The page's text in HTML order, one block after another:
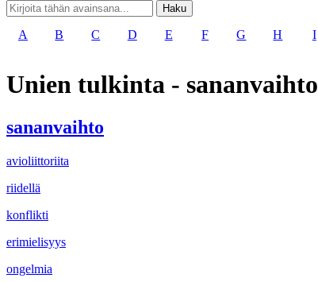
Haku
A B C D E F G H I
Unien tulkinta - sananvaihto
sananvaihto
avioliittoriita
riidellä
konflikti
erimielisyys
ongelmia